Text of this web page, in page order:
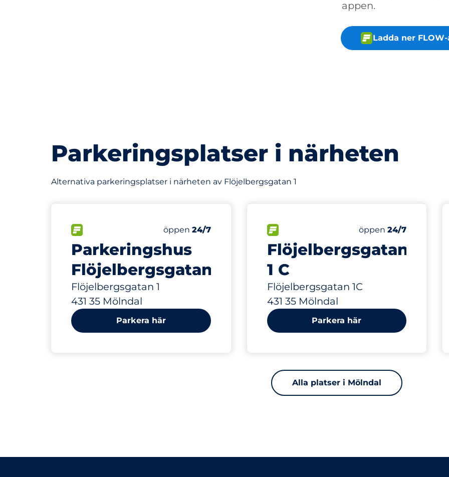
appen.
Ladda ner
Parkeringsplatser i närheten
Alternativa parkeringsplatser i närheten av Flöjelbergsgatan 1
Parkeringshus
Flöjelbergsgatan
Flöjelbergsgatan 1
431 35 Mölndal
Antal parkeringsplatser:
Totalt antal platser
Electric Car Charging Spaces
Fredag
öppen 24/7
27 m
Parkera här
Flöjelbergsgatan
1 C
Flöjelbergsgatan 1C
431 35 Mölndal
Antal parkeringsplatser:
Totalt antal platser
Fredag
öppen24/7
178 m
Parkera här
Alla platser i Mölndal